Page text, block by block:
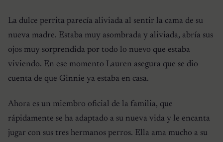
La dulce perrita parecía aliviada al sentir la cama de su
nueva madre. Estaba muy asombrada y aliviada, abría sus
ojos muy sorprendida por todo lo nuevo que estaba
viviendo. En ese momento Lauren asegura que se dio
cuenta de que Ginnie ya estaba en casa.
Ahora es un miembro oficial de la familia, que
rápidamente se ha adaptado a su nueva vida y le encanta
jugar con sus tres hermanos perros. Ella ama mucho a su